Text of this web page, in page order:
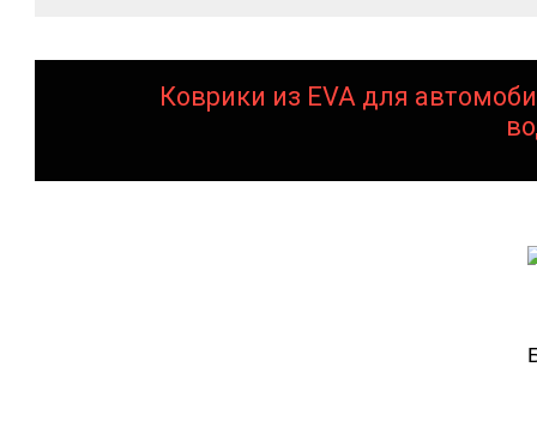
Коврики из EVA для